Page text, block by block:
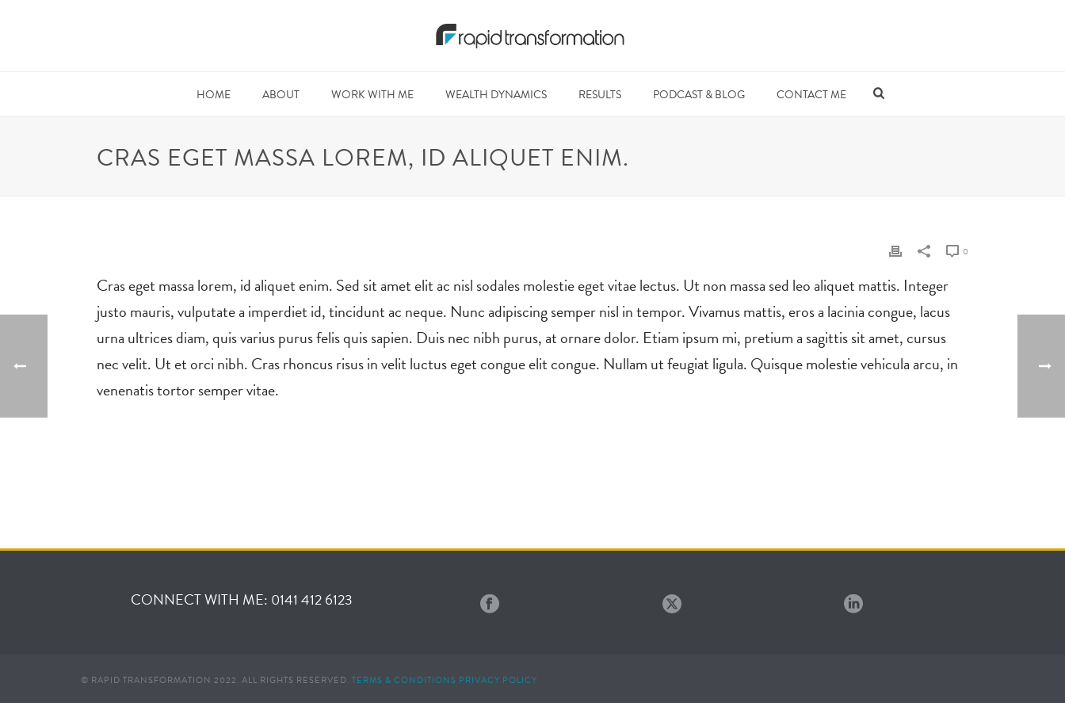
HOME ABOUT WORK WITH ME WEALTH DYNAMICS RESULTS PODCAST & BLOG CONTACT ME
CRAS EGET MASSA LOREM, ID ALIQUET ENIM.
0
Cras eget massa lorem, id aliquet enim. Sed sit amet elit ac nisl sodales molestie eget vitae lectus. Ut non massa sed leo aliquet mattis. Integer
justo mauris, vulputate a imperdiet id, tincidunt ac neque. Nunc adipiscing semper nisl in tempor. Vivamus mattis, eros a lacinia congue, lacus
urna ultrices diam, quis varius purus felis quis sapien. Duis nec nibh purus, at ornare dolor. Etiam ipsum mi, pretium a sagittis sit amet, cursus
nec velit. Ut et orci nibh. Cras rhoncus risus in velit luctus eget congue elit congue. Nullam ut feugiat ligula. Quisque molestie vehicula arcu, in
venenatis tortor semper vitae.
CONNECT WITH ME: 0141 412 6123
© RAPID TRANSFORMATION 2022. ALL RIGHTS RESERVED. TERMS & CONDITIONS PRIVACY POLICY